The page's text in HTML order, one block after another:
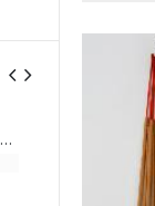
6 Bougies Teintées Masse Couleur Blanche